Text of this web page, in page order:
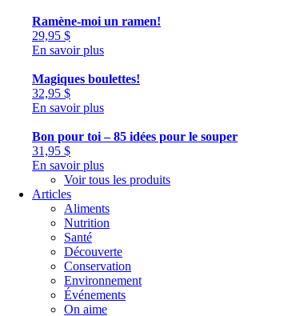
Ramène-moi un ramen!
29,95 $
En savoir plus
Magiques boulettes!
32,95 $
En savoir plus
Bon pour toi – 85 idées pour le souper
31,95 $
En savoir plus
Voir tous les produits
Articles
Aliments
Nutrition
Santé
Découverte
Conservation
Environnement
Événements
On aime